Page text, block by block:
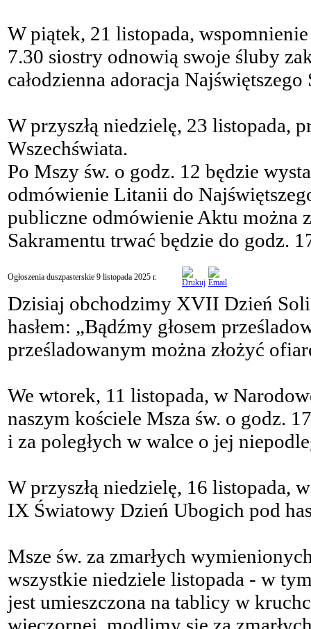
W piątek, 21 listopada,
7.30 siostry odnowią swoje śluby
całodzienna adoracja Najświętszego
W przyszłą niedzielę, 23 listopada,
Wszechświata.
Po Mszy św. o godz. 12 będzie
odmówienie Litanii do
publiczne odmówienie Aktu można
Sakramentu trwać będzie do godz.
Ogłoszenia duszpasterskie 9 listopada 2025 r.
Dzisiaj obchodzimy XVII Dzień
hasłem: „Bądźmy głosem
prześladowanym można złożyć
We wtorek, 11 listopada, w
naszym kościele Msza św. o godz.
i za poległych w walce o jej
W przyszłą niedzielę, 16 listopada,
IX Światowy Dzień Ubogich pod
Msze św. za zmarłych
wszystkie niedziele listopada - w
jest umieszczona na tablicy w